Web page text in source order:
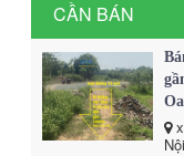
CẦN BÁN
Nội